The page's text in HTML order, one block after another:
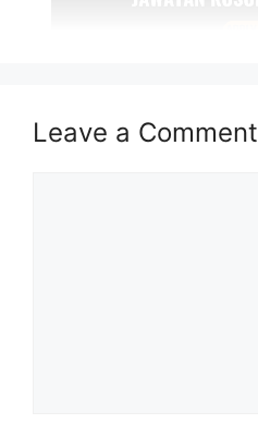
Isi Kandungan
Leave a Comment